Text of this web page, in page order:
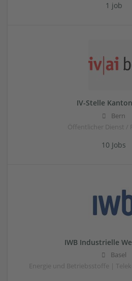
1 job
IV-Stelle
Bern
Öffentlicher Dienst /
10 Jobs
IWB Industrielle
Basel
Energie und Betriebsstoffe |